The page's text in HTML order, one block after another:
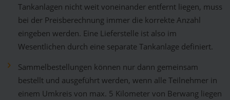
Tankanlagen nicht weit voneinander entfernt liegen, muss
bei der Preisberechnung immer die korrekte Anzahl
eingeben werden. Eine Lieferstelle ist also im
Wesentlichen durch eine separate Tankanlage definiert.
Sammelbestellungen können nur dann gemeinsam
bestellt und ausgeführt werden, wenn alle Teilnehmer in
einem Umkreis von max. 5 Kilometer von Berwang liegen